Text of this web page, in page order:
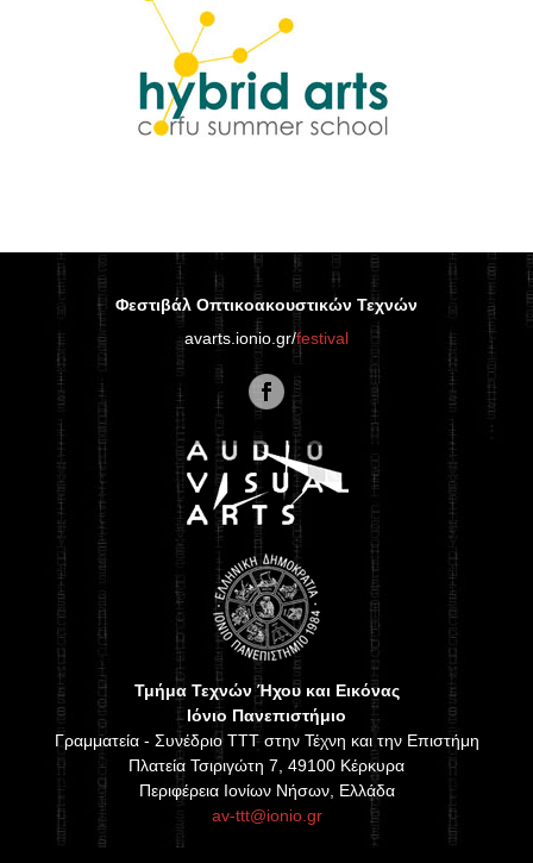
Φεστιβάλ Οπτικοακουστικών Τεχνών
avarts.ionio.gr/festival
Τμήμα Τεχνών Ήχου και Εικόνας
Ιόνιο Πανεπιστήμιο
Γραμματεία - Συνέδριο TTT στην Τέχνη και την Επιστήμη
Πλατεία Τσιριγώτη 7, 49100 Κέρκυρα
Περιφέρεια Ιονίων Νήσων, Ελλάδα
av-ttt@ionio.gr